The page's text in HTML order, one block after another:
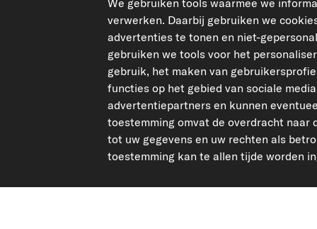
Corporate Website
Affiliate programma
Neem
Betalingen
Verzenden
Retouren &
Statiegeld
We gebruiken tools waarmee we
verwerken. Daarbij gebruiken we
advertenties te tonen en niet-
gebruiken we tools voor het
gebruik, het maken van
functies op het gebied van sociale
advertentiepartners en kunnen
toestemming omvat de overdracht
tot uw gegevens en uw rechten als
toestemming kan te allen tijde worden